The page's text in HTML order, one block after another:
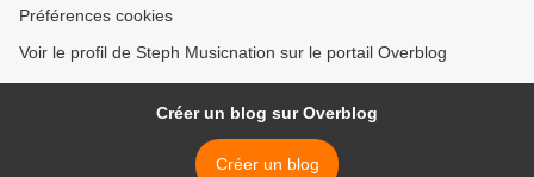
Préférences cookies
Voir le profil de Steph Musicnation sur le portail Overblog
Créer un blog sur Overblog
Créer un blog